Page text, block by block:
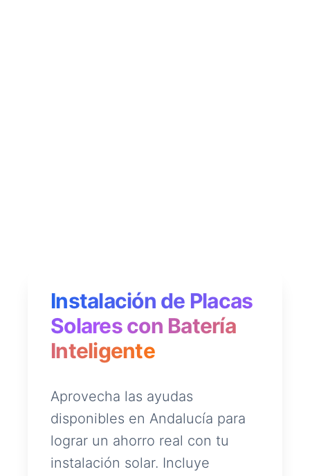
Instalación de Placas
Solares con Batería
Inteligente
Aprovecha las ayudas
disponibles en Andalucía para
lograr un ahorro real con tu
instalación solar. Incluye